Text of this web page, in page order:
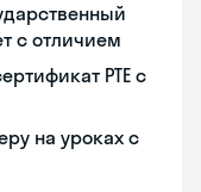
с отличием
PTE с
на уроках с